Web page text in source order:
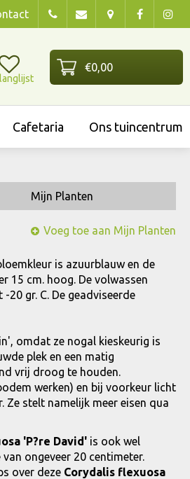
Cafetaria Ons tuincentrum
Mijn Planten
Voeg toe aan Mijn Planten
is azuurblauw en de
15 cm. hoog. De volwassen
gr. C. De geadviseerde
omdat ze nogal kieskeurig is
plek en een matig
vrij droog te houden.
werken) en bij voorkeur licht
stelt namelijk meer eisen qua
'P?re David'is ook wel
ongeveer 20 centimeter.
over deze Corydalis flexuosa